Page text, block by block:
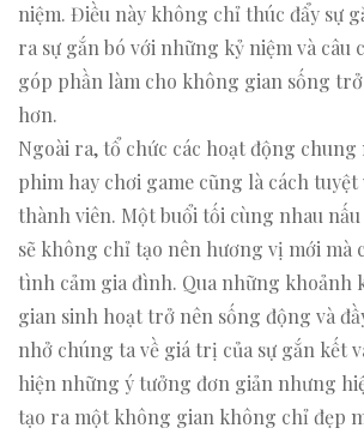
niệm. Điều này không chỉ thúc đẩy sự
ra sự gắn bó với những kỷ niệm và câu
góp phần làm cho không gian sống
hơn.
Ngoài ra, tổ chức các hoạt động chung
phim hay chơi game cũng là cách tuyệt
thành viên. Một buổi tối cùng nhau
sẽ không chỉ tạo nên hương vị mới mà
tình cảm gia đình. Qua những khoảnh
gian sinh hoạt trở nên sống động và
nhở chúng ta về giá trị của sự gắn kết
hiện những ý tưởng đơn giản nhưng
tạo ra một không gian không chỉ đẹp